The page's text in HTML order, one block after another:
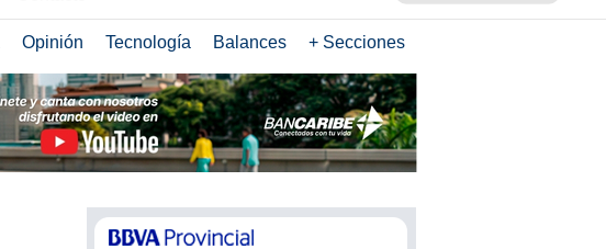
Opinión Tecnología Balances + Secciones